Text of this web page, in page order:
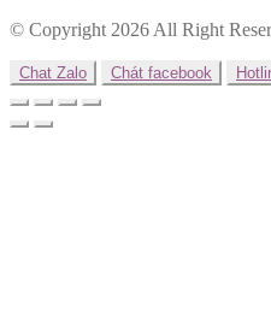
© Copyright 2026 All Right
Chat Zalo Chát facebook